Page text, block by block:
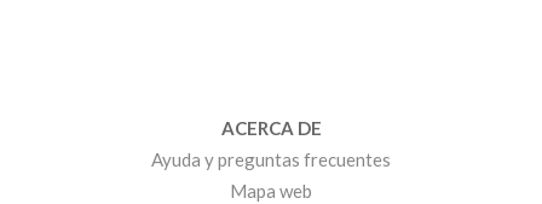
ACERCA DE
Ayuda y preguntas frecuentes
Mapa web